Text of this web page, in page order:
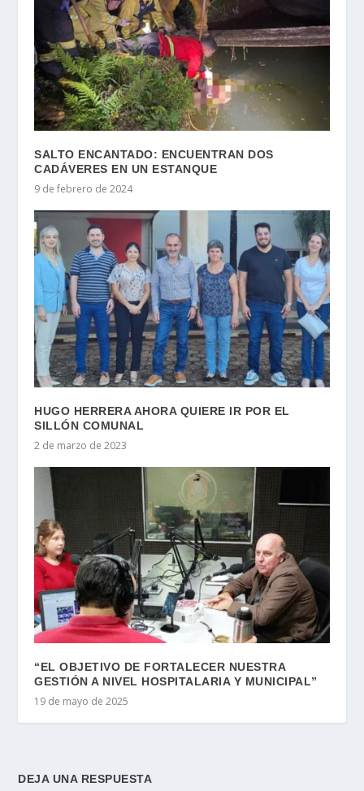
SALTO ENCANTADO: ENCUENTRAN DOS
CADÁVERES EN UN ESTANQUE
9 de febrero de 2024
HUGO HERRERA AHORA QUIERE IR POR EL
SILLÓN COMUNAL
2 de marzo de 2023
“EL OBJETIVO DE FORTALECER NUESTRA
GESTIÓN A NIVEL HOSPITALARIA Y MUNICIPAL”
19 de mayo de 2025
DEJA UNA RESPUESTA